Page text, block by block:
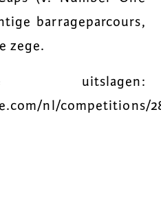
barrageparcours,
zege.
nl/competitions/